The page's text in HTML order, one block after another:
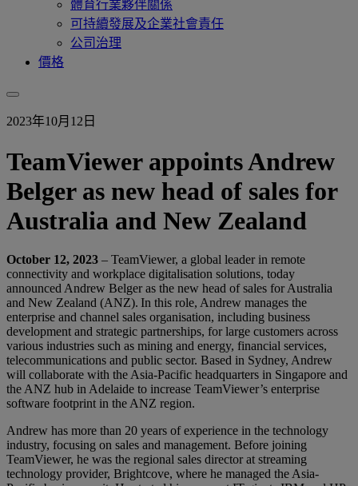
體育行業夥伴關係
可持續發展及企業社會責任
公司治理
價格
2023年10月12日
TeamViewer appoints Andrew
Belger as new head of sales for
Australia and New Zealand
October 12, 2023 – TeamViewer, a global leader in remote
connectivity and workplace digitalisation solutions, today
announced Andrew Belger as the new head of sales for Australia
and New Zealand (ANZ). In this role, Andrew manages the
enterprise and channel sales organisation, including business
development and strategic partnerships, for large customers across
various industries such as mining and energy, financial services,
telecommunications and public sector. Based in Sydney, Andrew
will collaborate with the Asia-Pacific headquarters in Singapore and
the ANZ hub in Adelaide to increase TeamViewer’s enterprise
software footprint in the ANZ region.
Andrew has more than 20 years of experience in the technology
industry, focusing on sales and management. Before joining
TeamViewer, he was the regional sales director at streaming
technology provider, Brightcove, where he managed the Asia-